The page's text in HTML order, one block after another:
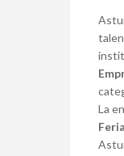
La